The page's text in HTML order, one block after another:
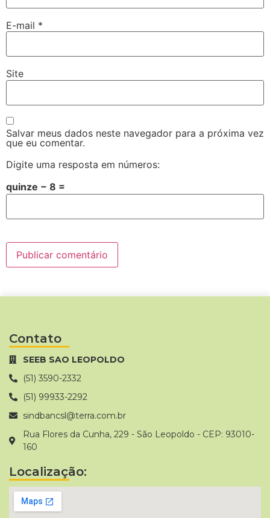
E-mail *
Site
Salvar meus dados neste navegador para a próxima vez
que eu comentar.
Digite uma resposta em números:
quinze − 8 =
Contato
SEEB SAO LEOPOLDO
(51) 3590-2332
(51) 99933-2292
sindbancsl@terra.com.br
Rua Flores da Cunha, 229 - São Leopoldo - CEP: 93010-
160
Localização: